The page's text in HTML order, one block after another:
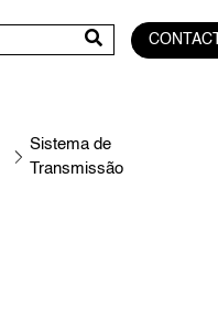
Sistema de
Transmissão